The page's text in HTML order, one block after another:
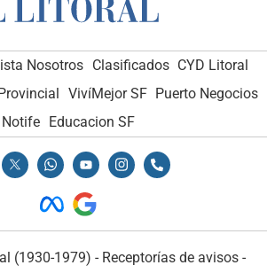
Nosotros Clasificados CYD Litoral
VivíMejor SF Puerto Negocios
Notife Educacion SF
(1930-1979) - Receptorías de avisos -